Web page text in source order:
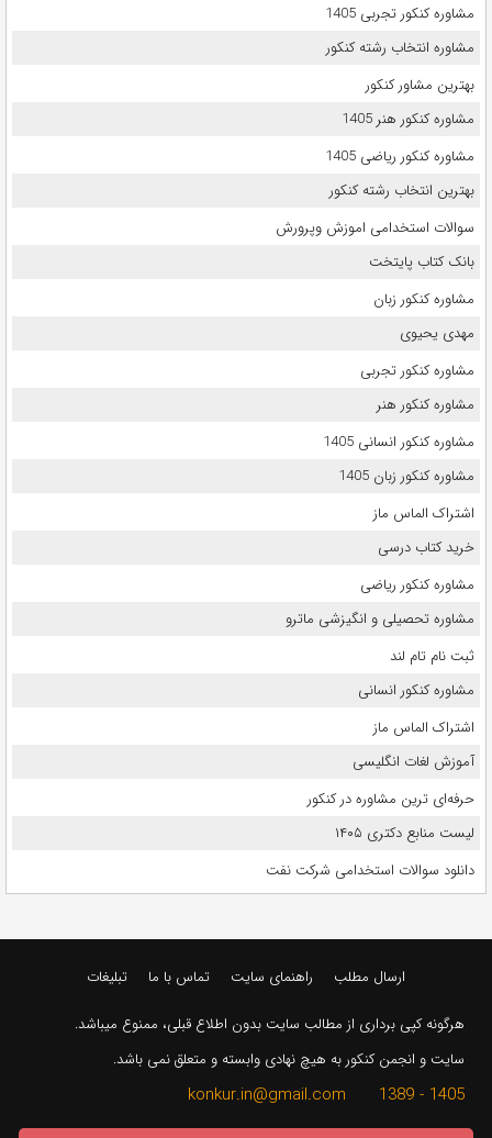
مشاوره کنکور تجربی 1405
مشاوره انتخاب رشته کنکور
بهترین مشاور کنکور
مشاوره کنکور هنر 1405
مشاوره کنکور ریاضی 1405
بهترین انتخاب رشته کنکور
سوالات استخدامی اموزش وپرورش
بانک کتاب پایتخت
مشاوره کنکور زبان
مهدی یحیوی
مشاوره کنکور تجربی
مشاوره کنکور هنر
مشاوره کنکور انسانی 1405
مشاوره کنکور زبان 1405
اشتراک الماس ماز
خرید کتاب درسی
مشاوره کنکور ریاضی
مشاوره تحصیلی و انگیزشی ماترو
ثبت نام تام لند
مشاوره کنکور انسانی
اشتراک الماس ماز
آموزش لغات انگلیسی
حرفه‌ای ترین مشاوره در کنکور
لیست منابع دکتری ۱۴۰۵
دانلود سوالات استخدامی شرکت نفت
ارسال مطلب راهنمای سایت تماس با ما تبلیغات
هرگونه کپی برداری از مطالب سایت بدون اطلاع قبلی، ممنوع میباشد.
سایت و انجمن کنکور به هیچ نهادی وابسته و متعلق نمی باشد.
1405 - 1389 konkur.in@gmail.com